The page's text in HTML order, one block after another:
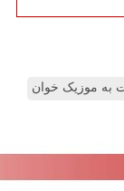
به موزیک خوان